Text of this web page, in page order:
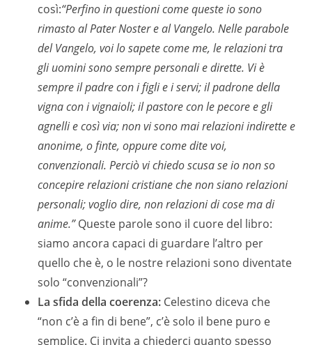
così:“Perfino in questioni come queste io sono
rimasto al Pater Noster e al Vangelo. Nelle parabole
del Vangelo, voi lo sapete come me, le relazioni tra
gli uomini sono sempre personali e dirette. Vi è
sempre il padre con i figli e i servi; il padrone della
vigna con i vignaioli; il pastore con le pecore e gli
agnelli e così via; non vi sono mai relazioni indirette e
anonime, o finte, oppure come dite voi,
convenzionali. Perciò vi chiedo scusa se io non so
concepire relazioni cristiane che non siano relazioni
personali; voglio dire, non relazioni di cose ma di
anime.”Queste parole sono il cuore del libro:
siamo ancora capaci di guardare l’altro per
quello che è, o le nostre relazioni sono diventate
solo “convenzionali”?
La sfida della coerenza: Celestino diceva che
“non c’è a fin di bene”, c’è solo il bene puro e
semplice. Ci invita a chiederci quanto spesso